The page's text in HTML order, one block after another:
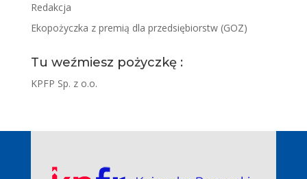
Redakcja
Ekopożyczka z premią dla przedsiębiorstw (GOZ)
Tu weźmiesz pożyczkę :
KPFP Sp. z o.o.